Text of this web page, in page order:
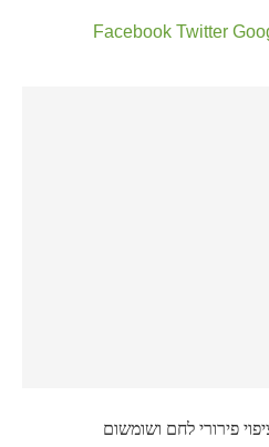
Facebook Twitter
פירורי לחם ושומשום